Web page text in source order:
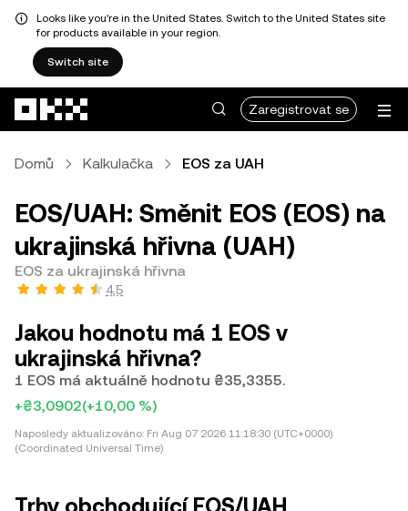
Looks like you're in the United States. Switch to the United States site
for products available in your region.
Switch site
Zaregistrovat se
Domů Kalkulačka EOS za UAH
EOS/UAH: Směnit EOS (EOS) na
ukrajinská hřivna (UAH)
EOS za ukrajinská hřivna
4,5
Jakou hodnotu má 1 EOS v
ukrajinská hřivna?
1 EOS má aktuálně hodnotu ₴35,3355.
+₴3,0902(+10,00 %)
Naposledy aktualizováno: Fri Aug 07 2026 11:18:30 (UTC+0000)
(Coordinated Universal Time)